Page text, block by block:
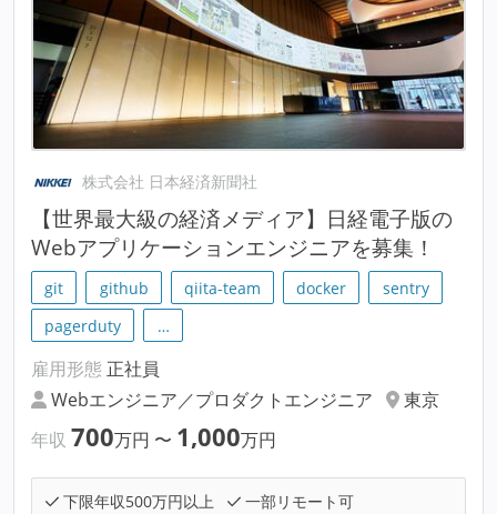
株式会社 日本経済新聞社
【世界最大級の経済メディア】日経電子版の
Webアプリケーションエンジニアを募集！
git github qiita-team docker
sentry
pagerduty
…
雇用形態 正社員
Webエンジニア／プロダクトエンジニア
東京
年収 700万円 〜 1,000万円
下限年収500万円以上
一部リモート可